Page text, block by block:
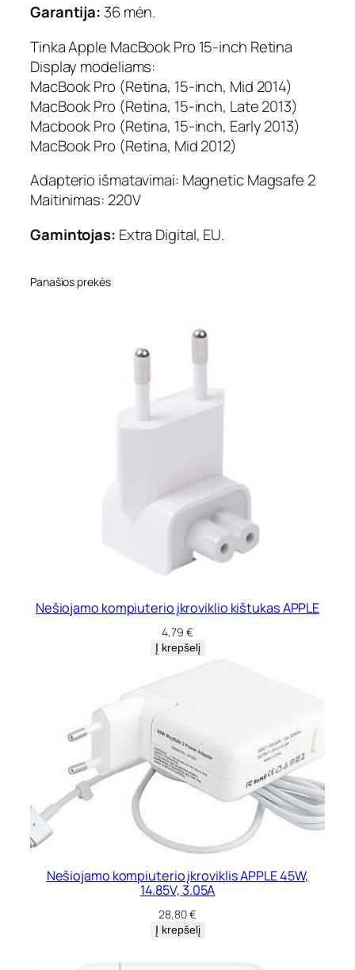
š
o
j
a
m
o
k
o
m
p
i
u
t
r
5
A
Garantija: 36 mėn.
Tinka Apple MacBook Pro 15-inch Retina
Display modeliams:
MacBook Pro (Retina, 15-inch, Mid 2014)
MacBook Pro (Retina, 15-inch, Late 2013)
Macbook Pro (Retina, 15-inch, Early 2013)
MacBook Pro (Retina, Mid 2012)
Adapterio išmatavimai: Magnetic Magsafe 2
Maitinimas: 220V
Gamintojas: Extra Digital, EU.
Panašios prekės
Nešiojamo kompiuterio įkroviklio kištukas APPLE
4,79 €
Į krepšelį
Nešiojamo kompiuterio įkroviklis APPLE 45W,
14.85V, 3.05A
28,80€
Į krepšelį